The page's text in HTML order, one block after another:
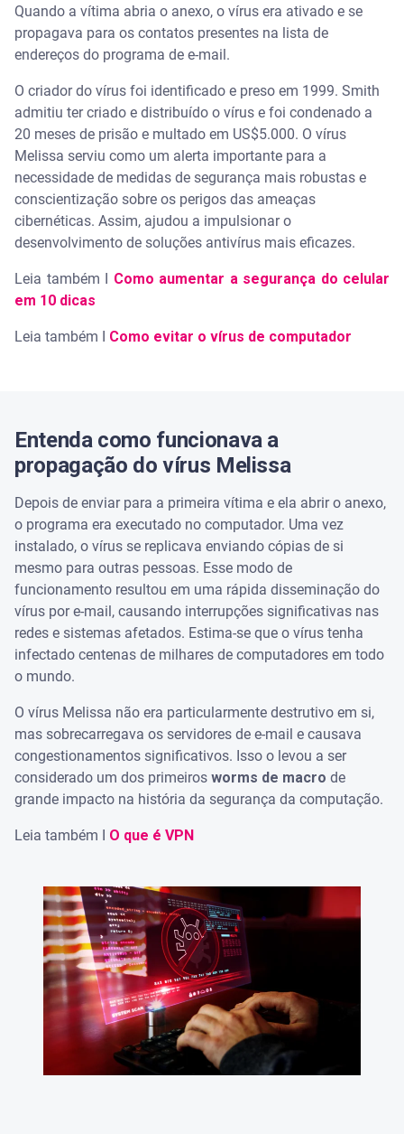
Quando a vítima abria o anexo, o vírus era ativado e se
propagava para os contatos presentes na lista de
endereços do programa de e-mail.
O criador do vírus foi identificado e preso em 1999. Smith
admitiu ter criado e distribuído o vírus e foi condenado a
20 meses de prisão e multado em US$5.000. O vírus
Melissa serviu como um alerta importante para a
necessidade de medidas de segurança mais robustas e
conscientização sobre os perigos das ameaças
cibernéticas. Assim, ajudou a impulsionar o
desenvolvimento de soluções antivírus mais eficazes.
Leia também I Como aumentar a segurança do celular
em 10 dicas
Leia também I Como evitar o vírus de computador
Entenda como funcionava a
propagação do vírus Melissa
Depois de enviar para a primeira vítima e ela abrir o anexo,
o programa era executado no computador. Uma vez
instalado, o vírus se replicava enviando cópias de si
mesmo para outras pessoas. Esse modo de
funcionamento resultou em uma rápida disseminação do
vírus por e-mail, causando interrupções significativas nas
redes e sistemas afetados. Estima-se que o vírus tenha
infectado centenas de milhares de computadores em todo
o mundo.
O vírus Melissa não era particularmente destrutivo em si,
mas sobrecarregava os servidores de e-mail e causava
congestionamentos significativos. Isso o levou a ser
considerado um dos primeiros worms de macro de
grande impacto na história da segurança da computação.
Leia também I O que é VPN